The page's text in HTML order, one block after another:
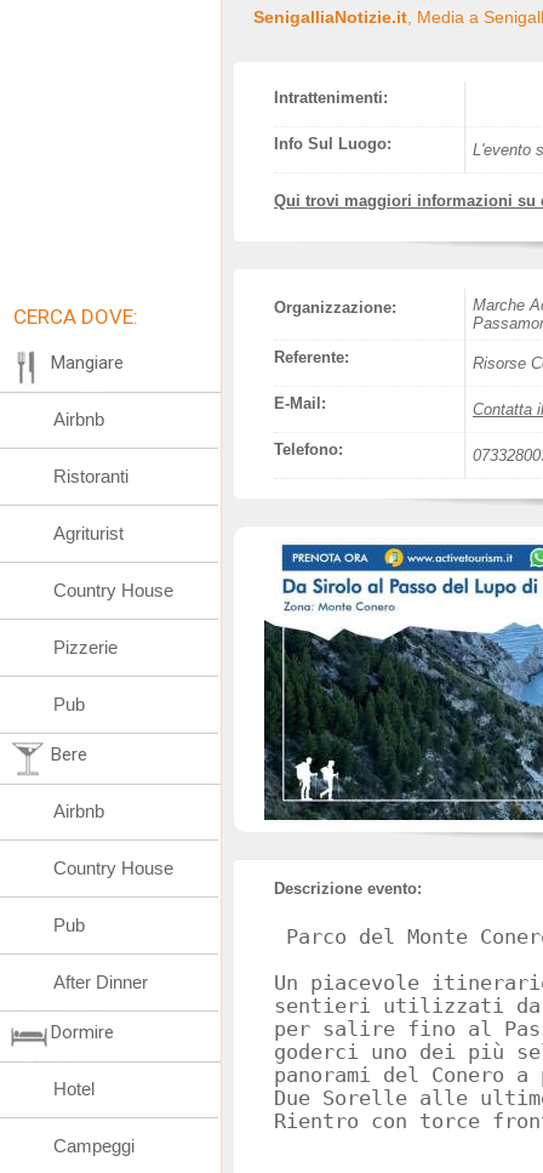
SenigalliaNotizie.it , Media a
Intrattenimenti:
Info Sul Luogo: L'evento
Qui trovi maggiori informazioni su
Organizzazione:
Marche
Referente:
Risorse
E-Mail: Contatta
Telefono:
Descrizione evento:
Un piacevole
sentieri utilizzati da
per salire fino al
goderci uno dei più
panorami del Conero
Due Sorelle alle
Rientro con torce
CERCA DOVE:
Mangiare
Airbnb
Ristoranti
Agriturist
Country House
Pizzerie
Pub
Bere
Airbnb
Country House
Pub
After Dinner
Dormire
Hotel
Campeggi